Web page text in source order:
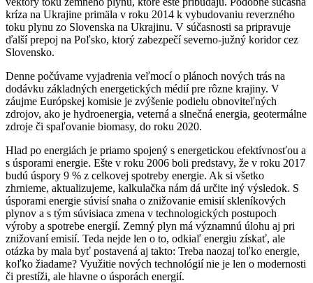
kríza na Ukrajine primäla v roku 2014 k vybudovaniu reverzného
toku plynu zo Slovenska na Ukrajinu. V súčasnosti sa pripravuje
ďalší prepoj na Poľsko, ktorý zabezpečí severno-južný koridor cez
Slovensko.
Denne počúvame vyjadrenia veľmocí o plánoch nových trás na
dodávku základných energetických médií pre rôzne krajiny. V
záujme Európskej komisie je zvýšenie podielu obnoviteľných
zdrojov, ako je hydroenergia, veterná a slnečná energia, geotermálne
zdroje či spaľovanie biomasy, do roku 2020.
Hlad po energiách je priamo spojený s energetickou efektívnosťou a
s úsporami energie. Ešte v roku 2006 boli predstavy, že v roku 2017
budú úspory 9 % z celkovej spotreby energie. Ak si všetko
zhrnieme, aktualizujeme, kalkulačka nám dá určite iný výsledok. S
úsporami energie súvisí snaha o znižovanie emisií skleníkových
plynov a s tým súvisiaca zmena v technologických postupoch
výroby a spotrebe energií. Zemný plyn má významnú úlohu aj pri
znižovaní emisií. Teda nejde len o to, odkiaľ energiu získať, ale
otázka by mala byť postavená aj takto: Treba naozaj toľko energie,
koľko žiadame? Využitie nových technológií nie je len o modernosti
či prestíži, ale hlavne o úsporách energií.